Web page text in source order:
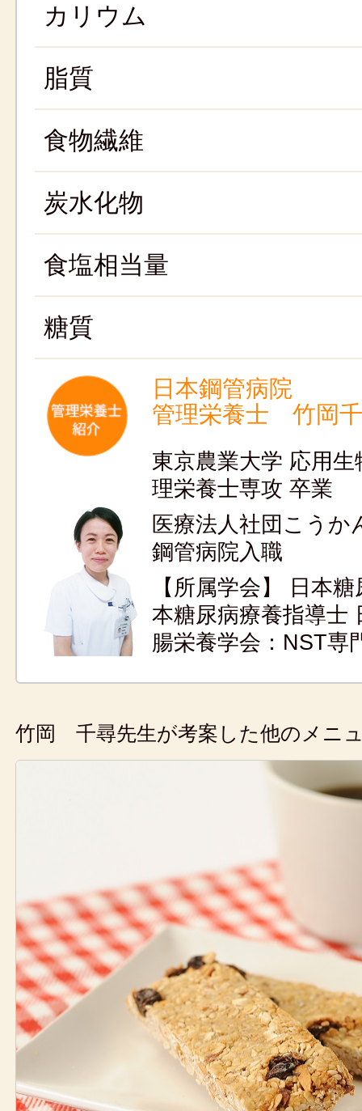
カリウム
脂質
食物繊維
炭水化物
食塩相当量
糖質
日本鋼管病院
管理栄養士 竹岡
東京農業大学 応用
理栄養士専攻 卒業
医療法人社団こう
鋼管病院入職
【所属学会】 日本
本糖尿病療養指導士
腸栄養学会：NST専
竹岡 千尋先生が考案した他のメニ